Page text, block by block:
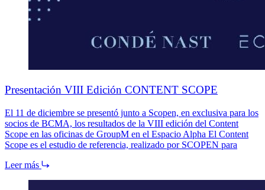
Presentación VIII Edición CONTENT SCOPE
El 11 de diciembre se presentó junto a Scopen, en exclusiva para los
socios de BCMA, los resultados de la VIII edición del Content
Scope en las oficinas de GroupM en el Espacio Alpha El Content
Scope es el estudio de referencia, realizado por SCOPEN para
Leer más